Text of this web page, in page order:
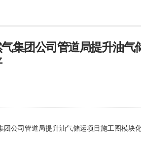
集团公司管道局提升油气
团公司管道局提升油气储运项目施工图模块